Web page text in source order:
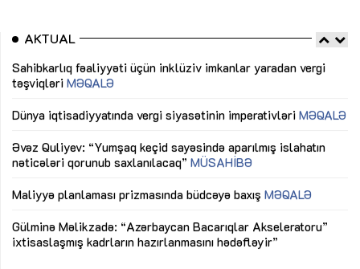
AKTUAL
Sahibkarlıq fəaliyyəti üçün inklüziv imkanlar yaradan vergi
təşviqləri MƏQALƏ
Dünya iqtisadiyyatında vergi siyasətinin imperativləri MƏQALƏ
Əvəz Quliyev: “Yumşaq keçid sayəsində aparılmış islahatın
nəticələri qorunub saxlanılacaq” MÜSAHİBƏ
Maliyyə planlaması prizmasında büdcəyə baxış MƏQALƏ
Gülminə Məlikzadə: “Azərbaycan Bacarıqlar Akseleratoru”
ixtisaslaşmış kadrların hazırlanmasını hədəfləyir”